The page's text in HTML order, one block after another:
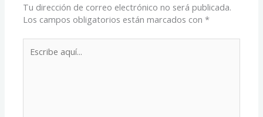
Tu dirección de correo electrónico no será publicada.
Los campos obligatorios están marcados con*
aquí...